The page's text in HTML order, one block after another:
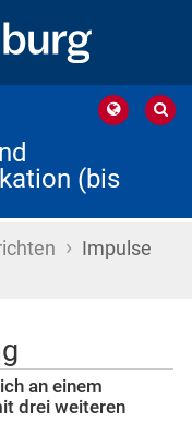
(bis
› Impulse
an einem
drei weiteren